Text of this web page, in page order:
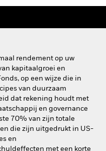
rendement op uw
kapitaalgroei en
op een wijze die in
van duurzaam
dat rekening houdt met
en governance
70% van zijn totale
die zijn uitgedrukt in US-
en
met een korte